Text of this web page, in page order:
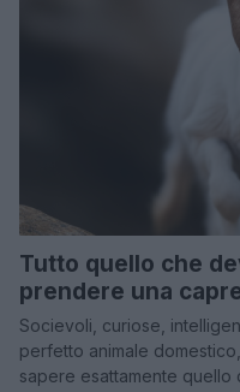
Tutto quello che
prendere una
Socievoli, curiose,
perfetto animale
sapere esattamente quello